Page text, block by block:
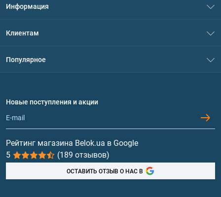
Информация
Политика конфиденциальности
Обмен и возврат
Клиентам
Популярное
Протеин
Гейнеры
Витамины и минералы
Рыбий жир, жирные кислоты
Новые поступления и акции
Рейтинг магазина Belok.ua в Google
5
(189 отзывов)
ОСТАВИТЬ ОТЗЫВ О НАС В